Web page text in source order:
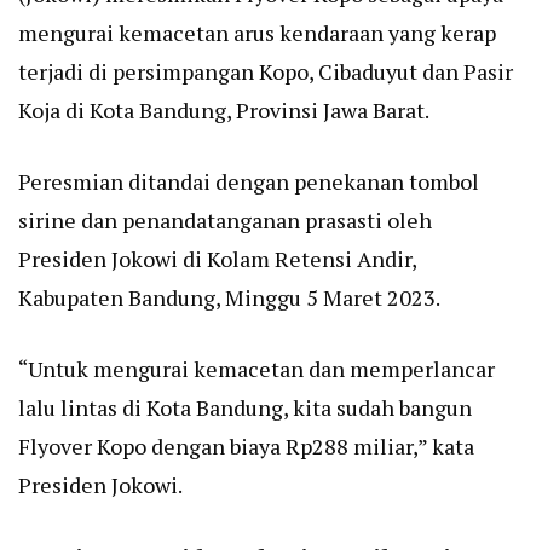
mengurai kemacetan arus kendaraan yang kerap
terjadi di persimpangan Kopo, Cibaduyut dan Pasir
Koja di Kota Bandung, Provinsi Jawa Barat.
Peresmian ditandai dengan penekanan tombol
sirine dan penandatanganan prasasti oleh
Presiden Jokowi di Kolam Retensi Andir,
Kabupaten Bandung, Minggu 5 Maret 2023.
“Untuk mengurai kemacetan dan memperlancar
lalu lintas di Kota Bandung, kita sudah bangun
Flyover Kopo dengan biaya Rp288 miliar,” kata
Presiden Jokowi.